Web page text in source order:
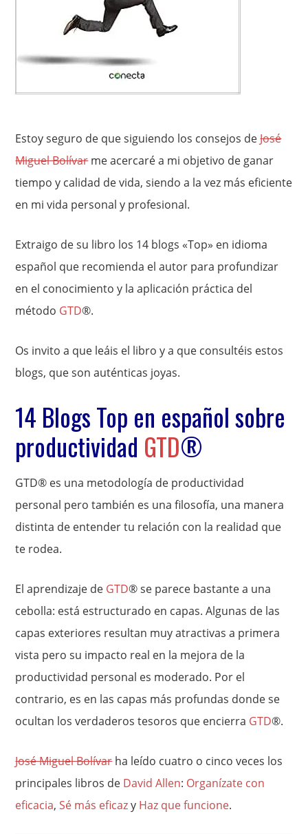
Estoy seguro de que siguiendo los consejos deJosé
Miguel Bolívarme acercaré a mi objetivo de ganar
tiempo y calidad de vida, siendo a la vez más eficiente
en mi vida personal y profesional.
Extraigo de su libro los 14 blogs «Top» en idioma
español que recomienda el autor para profundizar
en el conocimiento y la aplicación práctica del
método GTD®.
Os invito a que leáis el libro y a que consultéis estos
blogs, que son auténticas joyas.
14 Blogs Top en español sobre
productividad GTD®
GTD® es una metodología de productividad
personal pero también es una filosofía, una manera
distinta de entender tu relación con la realidad que
te rodea.
El aprendizaje de GTD® se parece bastante a una
cebolla: está estructurado en capas. Algunas de las
capas exteriores resultan muy atractivas a primera
vista pero su impacto real en la mejora de la
productividad personal es moderado. Por el
contrario, es en las capas más profundas donde se
ocultan los verdaderos tesoros que encierra GTD®.
José Miguel Bolívarha leído cuatro o cinco veces los
principales libros de David Allen: Organízate con
eficacia,Sé más eficazy Haz que funcione.